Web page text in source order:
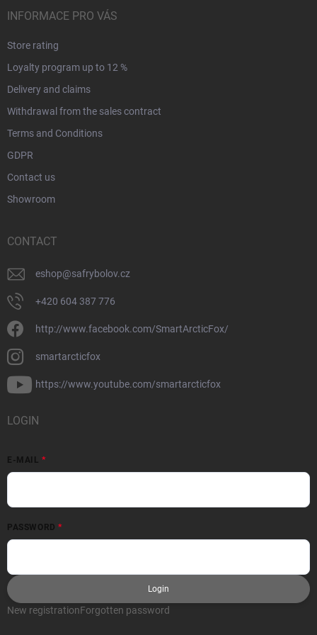
INFORMACE PRO VÁS
Store rating
Loyalty program up to 12 %
Delivery and claims
Withdrawal from the sales contract
Terms and Conditions
GDPR
Contact us
Showroom
CONTACT
eshop@safrybolov.cz
+420 604 387 776
http://www.facebook.com/SmartArcticFox/
smartarcticfox
https://www.youtube.com/smartarcticfox
LOGIN
E-MAIL
PASSWORD
Login
New registrationForgotten password